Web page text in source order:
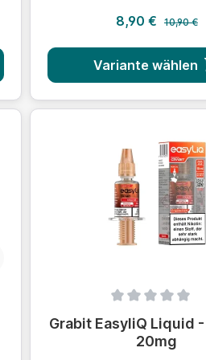
8,90 € 10,90 €
Variante wählen
5 Sternen
Durchschnittliche
Grabit EasyliQ Liquid
20mg